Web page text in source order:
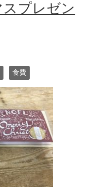
プレゼン
食費